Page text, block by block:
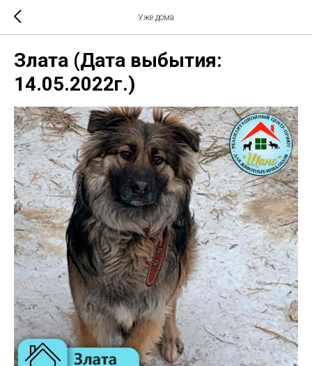
Уже дома
Злата (Дата выбытия:
14.05.2022г.)